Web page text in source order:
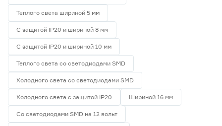
Теплого света шириной 5 мм
С защитой IP20 и шириной 8 мм
С защитой IP20 и шириной 10 мм
Теплого света со светодиодами SMD
Холодного света со светодиодами SMD
Холодного света с защитой IP20 Шириной 16 мм
Со светодиодами SMD на 12 вольт